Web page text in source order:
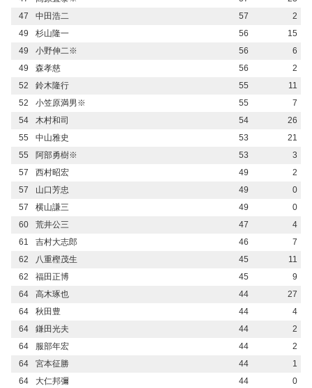
47
中田浩二 57
2
49
杉山隆一 56
15
49
小野伸二※ 56
6
49
森孝慈 56
2
52
鈴木隆行 55
11
52
小笠原満男※ 55
7
54
木村和司 54
26
55
中山雅史 53
21
55
阿部勇樹※ 53
3
57
西村昭宏 49
2
57
山口芳忠 49
0
57
横山謙三 49
0
60
荒井公三 47
4
61
吉村大志郎 46
7
62
八重樫茂生 45
11
62
福田正博 45
9
64
高木琢也 44
27
64
秋田豊 44
4
64
鎌田光夫 44
2
64
服部年宏 44
2
64
宮本征勝 44
1
64
大仁邦彌 44
0